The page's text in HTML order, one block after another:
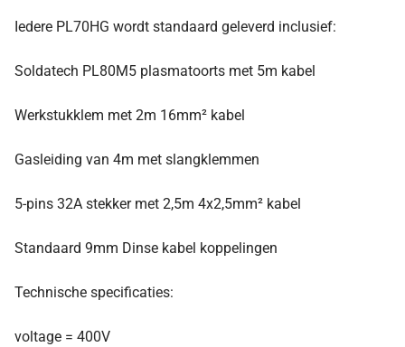
Iedere PL70HG wordt standaard geleverd inclusief:
Soldatech PL80M5 plasmatoorts met 5m kabel
Werkstukklem met 2m 16mm² kabel
Gasleiding van 4m met slangklemmen
5-pins 32A stekker met 2,5m 4x2,5mm² kabel
Standaard 9mm Dinse kabel koppelingen
Technische specificaties:
voltage = 400V